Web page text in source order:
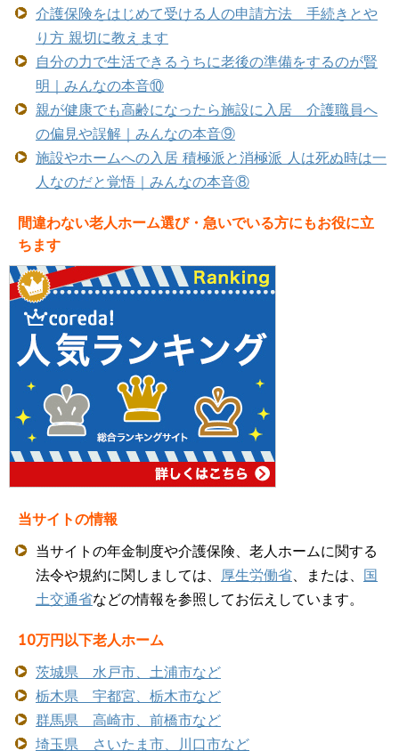
介護保険をはじめて受ける人の申請方法 手続きとや
り方 親切に教えます
自分の力で生活できるうちに老後の準備をするのが賢
明｜みんなの本音⑩
親が健康でも高齢になったら施設に入居 介護職員へ
の偏見や誤解｜みんなの本音⑨
施設やホームへの入居 積極派と消極派 人は死ぬ時は一
人なのだと覚悟｜みんなの本音⑧
間違わない老人ホーム選び・急いでいる方にもお役に立
ちます
当サイトの情報
当サイトの年金制度や介護保険、老人ホームに関する
法令や規約に関しましては、 厚生労働省 、または、 国
土交通省などの情報を参照してお伝えしています。
10万円以下老人ホーム
茨城県 水戸市、土浦市など
栃木県 宇都宮、栃木市など
群馬県 高崎市、前橋市など
埼玉県 さいたま市、川口市など